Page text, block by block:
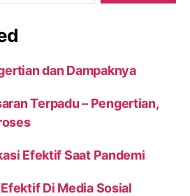
dan Dampaknya
Terpadu – Pengertian,
Efektif Saat Pandemi
Di Media Sosial